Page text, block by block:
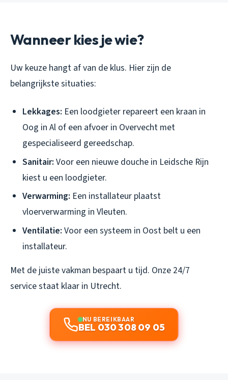
Wanneer kies je wie?
Uw keuze hangt af van de klus. Hier zijn de
belangrijkste situaties:
Lekkages: Een loodgieter repareert een kraan in
Oog in Al of een afvoer in Overvecht met
gespecialiseerd gereedschap.
Sanitair: Voor een nieuwe douche in Leidsche Rijn
kiest u een loodgieter.
Verwarming: Een installateur plaatst
vloerverwarming in Vleuten.
Ventilatie: Voor een systeem in Oost belt u een
installateur.
Met de juiste vakman bespaart u tijd. Onze 24/7
service staat klaar in Utrecht.
NU BEREIKBAAR
BEL 030 308 09 05